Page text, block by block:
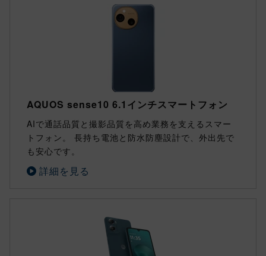
AQUOS sense10 6.1インチスマートフォン
AIで通話品質と撮影品質を高め業務を支えるスマー
トフォン。 長持ち電池と防水防塵設計で、外出先で
も安心です。
詳細を見る